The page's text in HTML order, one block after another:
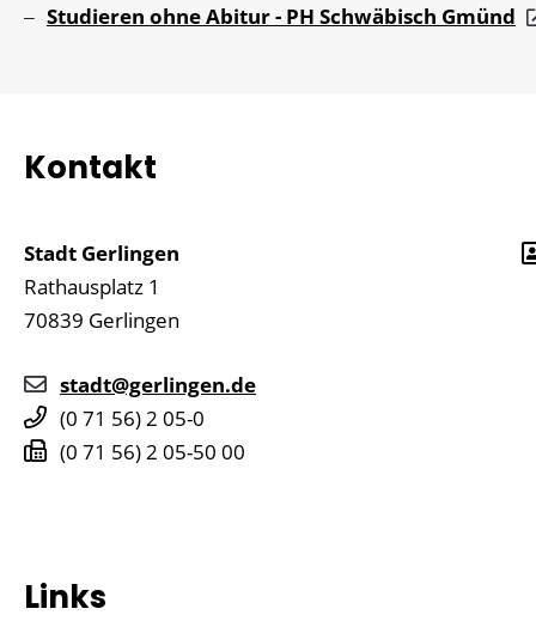
Studieren ohne Abitur - PH Schwäbisch Gmünd
Kontakt
Stadt Gerlingen
Rathausplatz 1
70839 Gerlingen
stadt@gerlingen.de
(0 71 56) 2 05-0
(0 71 56) 2 05-50 00
Links